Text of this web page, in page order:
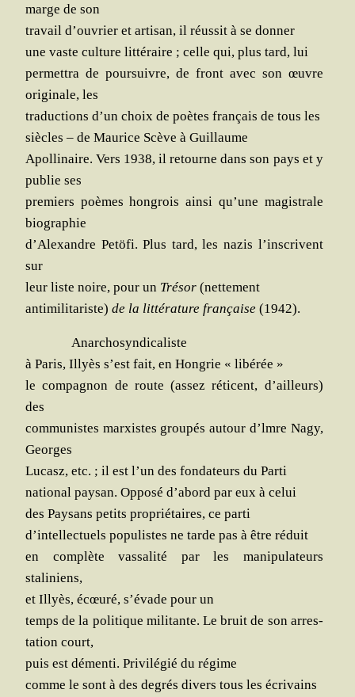
marge de son
tra­vail d’ouvrier et arti­san, il réus­sit à se donner
une vaste culture lit­té­raire ; celle qui, plus tard, lui
per­met­tra de pour­suivre, de front avec son œuvre
ori­gi­nale, les
tra­duc­tions d’un choix de poètes fran­çais de tous les
siècles – de Mau­rice Scève à Guillaume
Apol­li­naire. Vers 1938, il retourne dans son pays et y
publie ses
pre­miers poèmes hon­grois ain­si qu’une magis­trale
biographie
d’Alexandre Petö­fi. Plus tard, les nazis l’inscrivent
sur
leur liste noire, pour un Tré­sor (net­te­ment
anti­mi­li­ta­riste) de la lit­té­ra­ture fran­çaise (1942).
Anar­cho­syn­di­ca­liste
à Paris, Illyès s’est fait, en Hon­grie « libérée »
le com­pa­gnon de route (assez réti­cent, d’ailleurs)
des
com­mu­nistes mar­xistes grou­pés autour d’lmre Nagy,
Georges
Lucasz, etc. ; il est l’un des fon­da­teurs du Parti
natio­nal pay­san. Oppo­sé d’abord par eux à celui
des Pay­sans petits pro­prié­taires, ce parti
d’intellectuels popu­listes ne tarde pas à être réduit
en com­plète vas­sa­li­té par les mani­pu­la­teurs
staliniens,
et Illyès, écœu­ré, s’évade pour un
temps de la poli­tique mili­tante. Le bruit de son arres­
ta­tion court,
puis est démen­ti. Pri­vi­lé­gié du régime
comme le sont à des degrés divers tous les écrivains